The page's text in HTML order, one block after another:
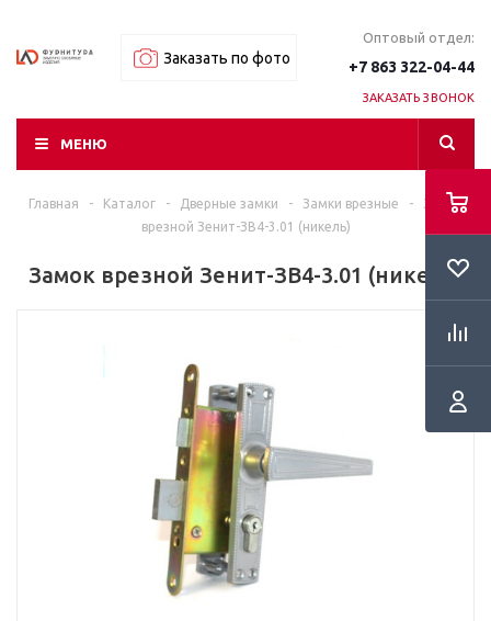
Заказать по фото
Оптовый отдел:
+7 863 322-04-44
ЗАКАЗАТЬ ЗВОНОК
МЕНЮ
Главная - Каталог - Дверные замки - Замки врезные -
Замок
врезной Зенит-ЗВ4-3.01 (никель)
Замок врезной Зенит-ЗВ4-3.01 (никель)